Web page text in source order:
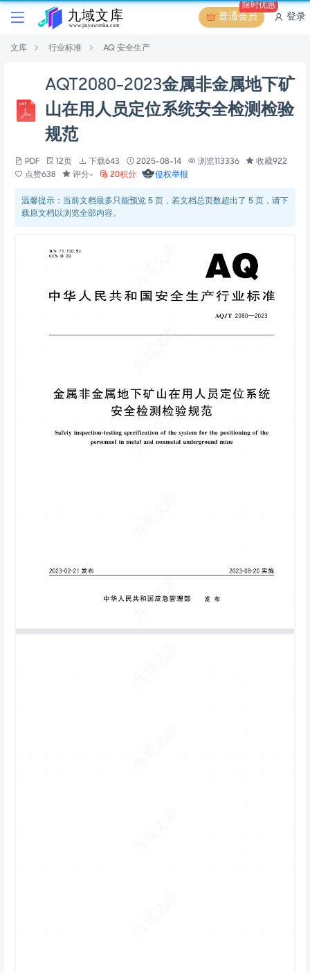
普通会员
限时优惠
登录
文库 行业标准 AQ 安全生产
AQT2080-2023金属非金属地下矿
山在用人员定位系统安全检测检验
规范
PDF 12页 下载643 2025-08-14 浏览113336
收藏922
点赞638
评分- 20积分 侵权举报
温馨提示：当前文档最多只能预览 5 页，若文档总页数超出了 5 页，请下
载原文档以浏览全部内容。